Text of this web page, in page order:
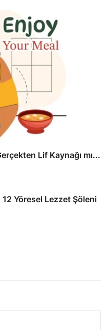
Lif Kaynağı mı...
12 Yöresel Lezzet Şöleni